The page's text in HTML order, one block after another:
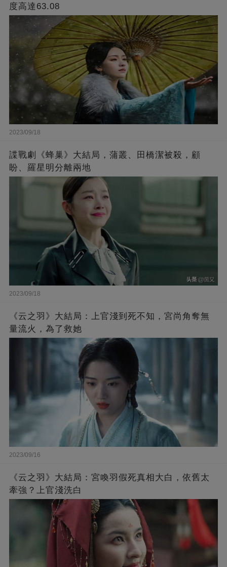
度高達63.08
2023/09/18
諜戰劇《蜂巢》大結局，蒲叢、田橋潔被殺，顧
盼、羅星明分離兩地
2023/09/18
《云之羽》大結局：上官淺到死不知，宮尚角奪無
量流火，為了救她
2023/09/16
《云之羽》大結局：宮喚羽假死真相大白，依舊太
牽強？上官淺洗白